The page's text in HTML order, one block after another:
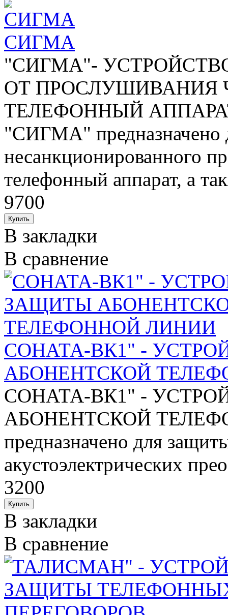
СИГМА
"СИГМА"-
ОТ ПРОСЛУШИВАНИЯ
ТЕЛЕФОННЫЙ АППАРАТ
"СИГМА" предназначено
несанкционированного
телефонный аппарат, а
9700
В закладки
В сравнение
СОНАТА-ВК1" -
АБОНЕНТСКОЙ
СОНАТА-ВК1" -
АБОНЕНТСКОЙ
предназначено для
акустоэлектрических
3200
В закладки
В сравнение